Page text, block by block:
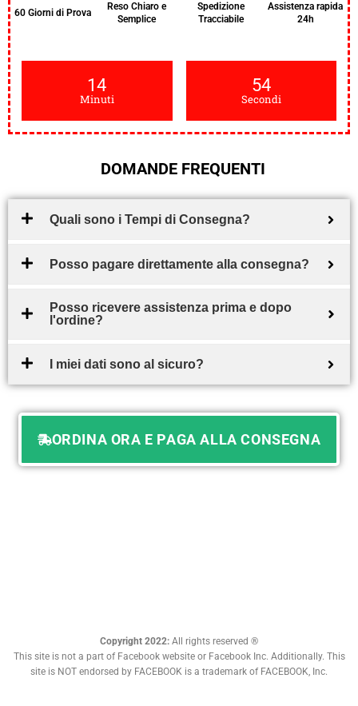
60 Giorni di Prova
Reso Chiaro e
Semplice
Spedizione
Tracciabile
Assistenza rapida
24h
14
Minuti
53
Secondi
DOMANDE FREQUENTI
Quali sono i Tempi di Consegna?
Posso pagare direttamente alla consegna?
Posso ricevere assistenza prima e dopo
l'ordine?
I miei dati sono al sicuro?
ORDINA ORA E PAGA ALLA CONSEGNA
Copyright 2022: All rights reserved ®
This site is not a part of Facebook website or Facebook Inc. Additionally. This
site is NOT endorsed by FACEBOOK is a trademark of FACEBOOK, Inc.